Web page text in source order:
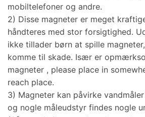
mobiltelefoner og andre.
2) Disse magneter er meget
håndteres med stor forsigtighed.
ikke tillader børn at spille
komme til skade. Især er
magneter , please place in
reach place.
3) Magneter kan påvirke
og nogle måleudstyr findes nogle